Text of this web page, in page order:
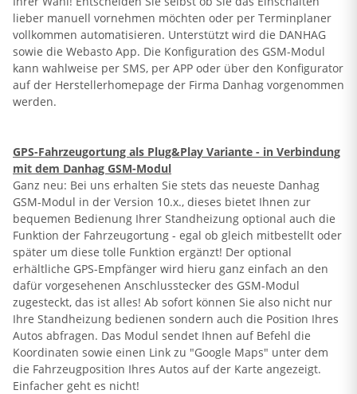
lieber manuell vornehmen möchten oder per Terminplaner
vollkommen automatisieren. Unterstützt wird die DANHAG
sowie die Webasto App. Die Konfiguration des GSM-Modul
kann wahlweise per SMS, per APP oder über den Konfigurator
auf der Herstellerhomepage der Firma Danhag vorgenommen
werden.
GPS-Fahrzeugortung als Plug&Play Variante - in Verbindung
mit dem Danhag GSM-Modul
Ganz neu: Bei uns erhalten Sie stets das neueste Danhag
GSM-Modul in der Version 10.x., dieses bietet Ihnen zur
bequemen Bedienung Ihrer Standheizung optional auch die
Funktion der Fahrzeugortung - egal ob gleich mitbestellt oder
später um diese tolle Funktion ergänzt! Der optional
erhältliche GPS-Empfänger wird hieru ganz einfach an den
dafür vorgesehenen Anschlusstecker des GSM-Modul
zugesteckt, das ist alles! Ab sofort können Sie also nicht nur
Ihre Standheizung bedienen sondern auch die Position Ihres
Autos abfragen. Das Modul sendet Ihnen auf Befehl die
Koordinaten sowie einen Link zu "Google Maps" unter dem
die Fahrzeugposition Ihres Autos auf der Karte angezeigt.
Einfacher geht es nicht!